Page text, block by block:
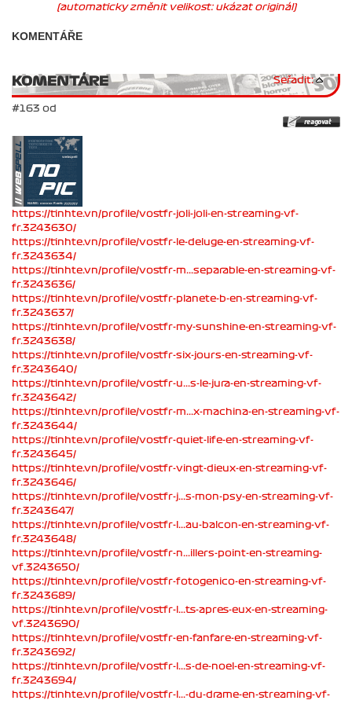
(automaticky změnit velikost: ukázat originál)
KOMENTÁŘE
KOMENTÁRE Seřadit:
#163 od
https://tinhte.vn/profile/vostfr-joli-joli-en-streaming-vf-
fr.3243630/
https://tinhte.vn/profile/vostfr-le-deluge-en-streaming-vf-
fr.3243634/
https://tinhte.vn/profile/vostfr-m...separable-en-streaming-vf-
fr.3243636/
https://tinhte.vn/profile/vostfr-planete-b-en-streaming-vf-
fr.3243637/
https://tinhte.vn/profile/vostfr-my-sunshine-en-streaming-vf-
fr.3243638/
https://tinhte.vn/profile/vostfr-six-jours-en-streaming-vf-
fr.3243640/
https://tinhte.vn/profile/vostfr-u...s-le-jura-en-streaming-vf-
fr.3243642/
https://tinhte.vn/profile/vostfr-m...x-machina-en-streaming-vf-
fr.3243644/
https://tinhte.vn/profile/vostfr-quiet-life-en-streaming-vf-
fr.3243645/
https://tinhte.vn/profile/vostfr-vingt-dieux-en-streaming-vf-
fr.3243646/
https://tinhte.vn/profile/vostfr-j...s-mon-psy-en-streaming-vf-
fr.3243647/
https://tinhte.vn/profile/vostfr-l...au-balcon-en-streaming-vf-
fr.3243648/
https://tinhte.vn/profile/vostfr-n...illers-point-en-streaming-
vf.3243650/
https://tinhte.vn/profile/vostfr-fotogenico-en-streaming-vf-
fr.3243689/
https://tinhte.vn/profile/vostfr-l...ts-apres-eux-en-streaming-
vf.3243690/
https://tinhte.vn/profile/vostfr-en-fanfare-en-streaming-vf-
fr.3243692/
https://tinhte.vn/profile/vostfr-l...s-de-noel-en-streaming-vf-
fr.3243694/
https://tinhte.vn/profile/vostfr-l...-du-drame-en-streaming-vf-